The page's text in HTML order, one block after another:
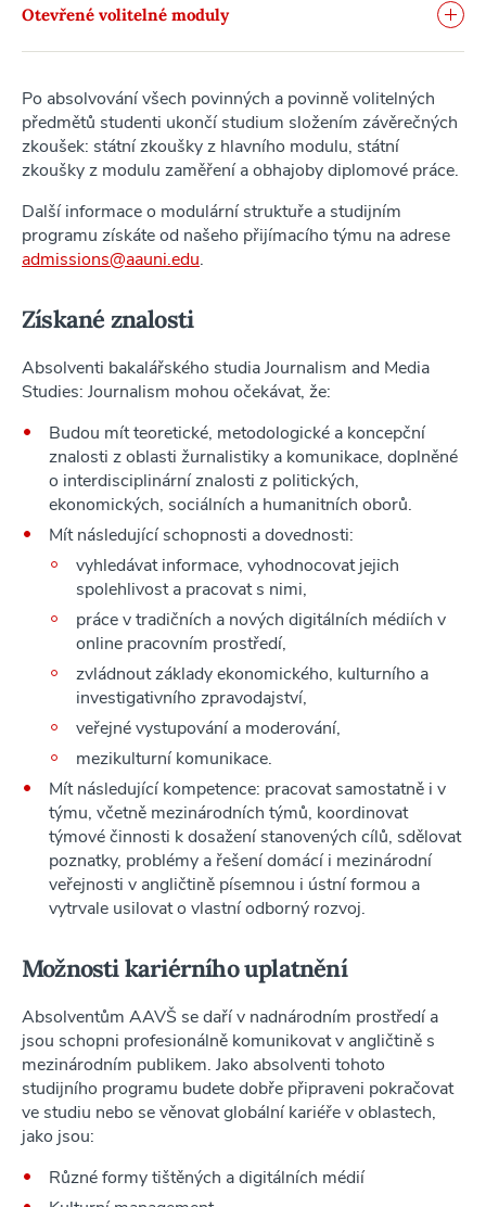
Otevřené volitelné moduly
Po absolvování všech povinných a povinně volitelných
předmětů studenti ukončí studium složením závěrečných
zkoušek: státní zkoušky z hlavního modulu, státní
zkoušky z modulu zaměření a obhajoby diplomové práce.
Další informace o modulární struktuře a studijním
programu získáte od našeho přijímacího týmu na adrese
admissions@aauni.edu.
Získané znalosti
Absolventi bakalářského studia Journalism and Media
Studies: Journalism mohou očekávat, že:
Budou mít teoretické, metodologické a koncepční
znalosti z oblasti žurnalistiky a komunikace, doplněné
o interdisciplinární znalosti z politických,
ekonomických, sociálních a humanitních oborů.
Mít následující schopnosti a dovednosti:
vyhledávat informace, vyhodnocovat jejich
spolehlivost a pracovat s nimi,
práce v tradičních a nových digitálních médiích v
online pracovním prostředí,
zvládnout základy ekonomického, kulturního a
investigativního zpravodajství,
veřejné vystupování a moderování,
mezikulturní komunikace.
Mít následující kompetence: pracovat samostatně i v
týmu, včetně mezinárodních týmů, koordinovat
týmové činnosti k dosažení stanovených cílů, sdělovat
poznatky, problémy a řešení domácí i mezinárodní
veřejnosti v angličtině písemnou i ústní formou a
vytrvale usilovat o vlastní odborný rozvoj.
Možnosti kariérního uplatnění
Absolventům AAVŠ se daří v nadnárodním prostředí a
jsou schopni profesionálně komunikovat v angličtině s
mezinárodním publikem. Jako absolventi tohoto
studijního programu budete dobře připraveni pokračovat
ve studiu nebo se věnovat globální kariéře v oblastech,
jako jsou:
Různé formy tištěných a digitálních médií